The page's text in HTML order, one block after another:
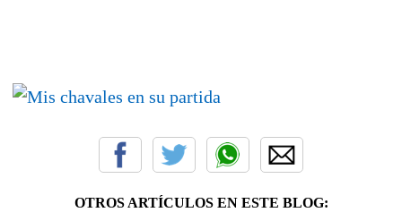
OTROS ARTÍCULOS EN ESTE BLOG: